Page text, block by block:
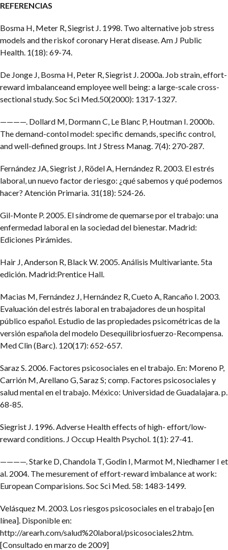
REFERENCIAS
Bosma H, Meter R, Siegrist J. 1998. Two alternative job stress
models and the riskof coronary Herat disease. Am J Public
Health. 1(18): 69-74.
De Jonge J, Bosma H, Peter R, Siegrist J. 2000a. Job strain, effort-
reward imbalanceand employee well being: a large-scale cross-
sectional study. Soc Sci Med.50(2000): 1317-1327.
————. Dollard M, Dormann C, Le Blanc P, Houtman I. 2000b.
The demand-contol model: specific demands, specific control,
and well-defined groups. Int J Stress Manag. 7(4): 270-287.
Fernández JA, Siegrist J, Rödel A, Hernández R. 2003. El estrés
laboral, un nuevo factor de riesgo: ¿qué sabemos y qué podemos
hacer? Atención Primaria. 31(18): 524-26.
Gil-Monte P. 2005. El síndrome de quemarse por el trabajo: una
enfermedad laboral en la sociedad del bienestar. Madrid:
Ediciones Pirámides.
Hair J, Anderson R, Black W. 2005. Análisis Multivariante. 5ta
edición. Madrid:Prentice Hall.
Macias M, Fernández J, Hernández R, Cueto A, Rancaño I. 2003.
Evaluación del estrés laboral en trabajadores de un hospital
público español. Estudio de las propiedades psicométricas de la
versión española del modelo Desequilibriosfuerzo-Recompensa.
Med Clin (Barc). 120(17): 652-657.
Saraz S. 2006. Factores psicosociales en el trabajo. En: Moreno P,
Carrión M, Arellano G, Saraz S; comp. Factores psicosociales y
salud mental en el trabajo. México: Universidad de Guadalajara. p.
68-85.
Siegrist J. 1996. Adverse Health effects of high- effort/low-
reward conditions. J Occup Health Psychol. 1(1): 27-41.
————. Starke D, Chandola T, Godin I, Marmot M, Niedhamer I et
al. 2004. The mesurement of effort-reward imbalance at work:
European Comparisions. Soc Sci Med. 58: 1483-1499.
Velásquez M. 2003. Los riesgos psicosociales en el trabajo [en
línea]. Disponible en:
http://arearh.com/salud%20laboral/psicosociales2.htm.
[Consultado en marzo de 2009]